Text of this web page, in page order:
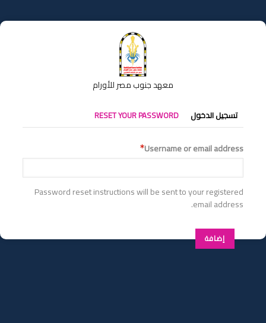
إلى
المحتوى
معهد جنوب مصر للأورام
التبويبات
الأساسية
تسجيل الدخول RESET YOUR PASSWORD
Username or email address
Password reset instructions will be sent to your registered
email address.